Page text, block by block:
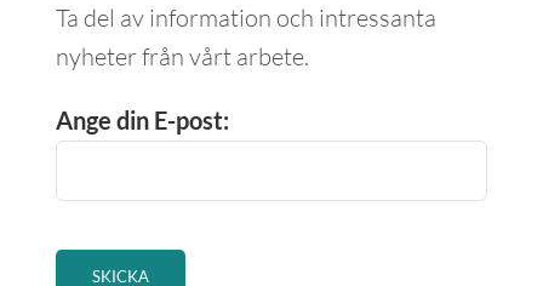
Ta del av information och intressanta
nyheter från vårt arbete.
Ange din E-post: